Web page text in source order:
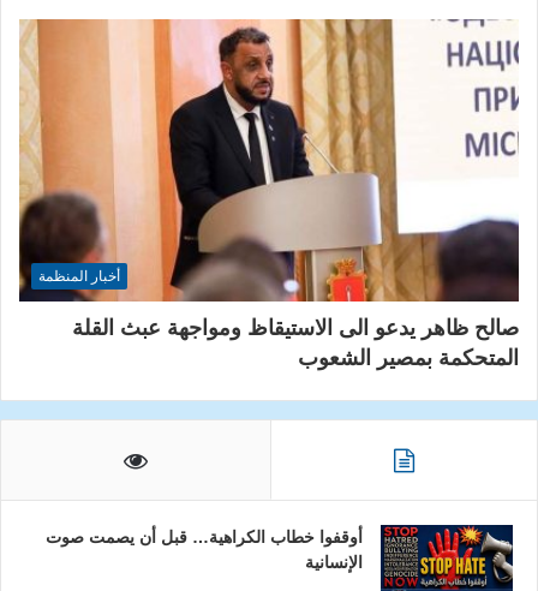
أخبار المنظمة
صالح ظاهر يدعو الى الاستيقاظ ومواجهة عبث القلة
المتحكمة بمصير الشعوب
أوقفوا خطاب الكراهية… قبل أن يصمت صوت
الإنسانية